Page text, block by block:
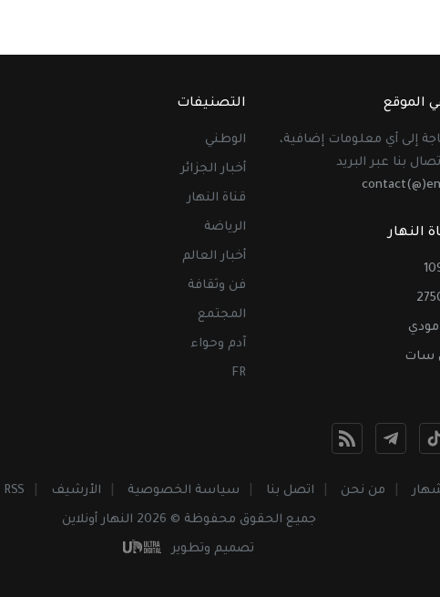
الموقع
إلى أي معلومات إضافية،
بنا عبر البريد
سات
التصنيفات
الوطني
أخبار الجزائر
قناة النهار
الرياضة
أخبار العالم
فن وثقافة
المجتمع
آدم وحواء
FR
من نحن اتصل بنا سياسة الخصوصية الأرشيف RSS
جميع الحقوق محفوظة © 2026 النهار أونلاين
تصميم وتطوير